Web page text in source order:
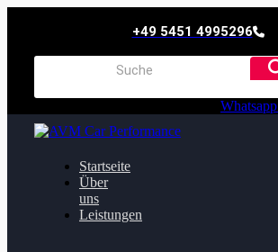
+49 5451 4995296
Whatsapp
Startseite
Über
uns
Leistungen